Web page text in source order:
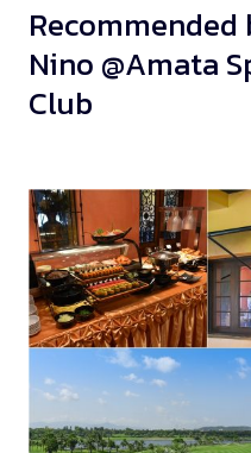
Recommended
Nino @Amata
Club